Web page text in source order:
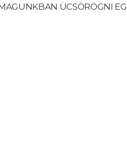
ÜCSÖRÖGNI